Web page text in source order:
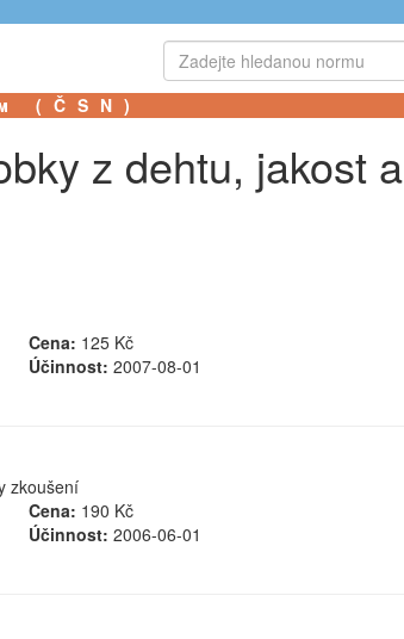
(ČSN)
z dehtu, jakost a
Cena: 125 Kč
Účinnost: 2007-08-01
zkoušení
Cena: 190 Kč
Účinnost: 2006-06-01